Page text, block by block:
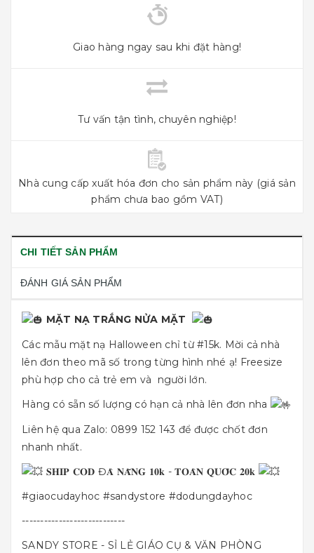
Giao hàng ngay sau khi đặt hàng!
Tư vấn tận tình, chuyên nghiệp!
Nhà cung cấp xuất hóa đơn cho sản phẩm này (giá sản
phẩm chưa bao gồm VAT)
CHI TIẾT SẢN PHẨM
ĐÁNH GIÁ SẢN PHẨM
MẶT NẠ TRẮNG NỬA MẶT
Các mẫu mặt nạ Halloween chỉ từ #15k. Mời cả nhà
lên đơn theo mã số trong từng hình nhé ạ! Freesize
phù hợp cho cả trẻ em và người lớn.
Hàng có sẵn số lượng có hạn cả nhà lên đơn nha
Liên hệ qua Zalo: 0899 152 143 để được chốt đơn
nhanh nhất.
𝐒𝐇𝐈𝐏 𝐂𝐎𝐃 Đ𝐀̀ 𝐍𝐀̆̃𝐍𝐆 𝟏𝟎𝐤 - 𝐓𝐎𝐀̀𝐍 𝐐𝐔𝐎̂́𝐂 𝟐𝟎𝐤
#giaocudayhoc #sandystore #dodungdayhoc
----------------------------
SANDY STORE - SỈ LẺ GIÁO CỤ & VĂN PHÒNG